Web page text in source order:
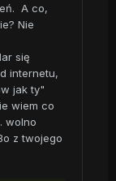
A co,
Nie
się
internetu,
jak ty"
wiem co
wolno
z twojego